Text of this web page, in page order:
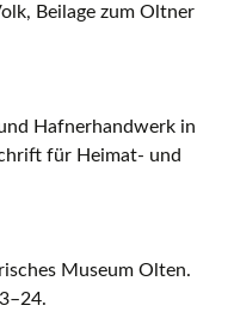
Beilage zum Oltner
Hafnerhandwerk in
für Heimat- und
Museum Olten.